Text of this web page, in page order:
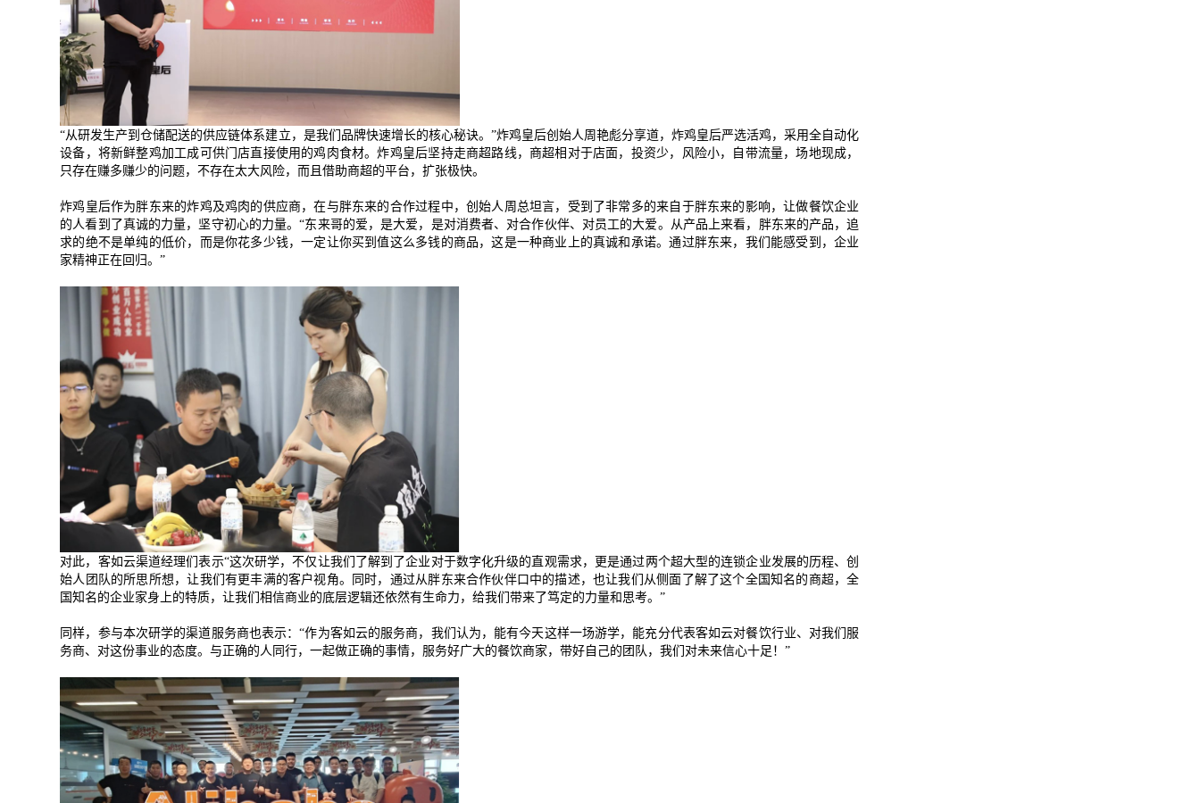
“从研发生产到仓储配送的供应链体系建立，是我们品牌快速增长的核心秘诀。 ”炸鸡皇后创始人周艳彪分享道，炸鸡皇后严选活鸡，采用全自动化
设备，将新鲜整鸡加工成可供门店直接使用的鸡肉食材。炸鸡皇后坚持走商超路线，商超相对于店面，投资少，风险小，自带流量，场地现成，
只存在赚多赚少的问题，不存在太大风险，而且借助商超的平台，扩张极快。
炸鸡皇后作为胖东来的炸鸡及鸡肉的供应商，在与胖东来的合作过程中，创始人周总坦言，受到了非常多的来自于胖东来的影响，让做餐饮企业
的人看到了真诚的力量，坚守初心的力量。“东来哥的爱，是大爱，是对消费者、对合作伙伴、对员工的大爱。从产品上来看，胖东来的产品，追
求的绝不是单纯的低价，而是你花多少钱，一定让你买到值这么多钱的商品，这是一种商业上的真诚和承诺。通过胖东来，我们能感受到，企业
家精神正在回归。”
对此，客如云渠道经理们表示“这次研学，不仅让我们了解到了企业对于数字化升级的直观需求，更是通过两个超大型的连锁企业发展的历程、创
始人团队的所思所想，让我们有更丰满的客户视角。同时，通过从胖东来合作伙伴口中的描述，也让我们从侧面了解了这个全国知名的商超，全
国知名的企业家身上的特质，让我们相信商业的底层逻辑还依然有生命力，给我们带来了笃定的力量和思考。”
同样，参与本次研学的渠道服务商也表示：“作为客如云的服务商，我们认为，能有今天这样一场游学，能充分代表客如云对餐饮行业、对我们服
务商、对这份事业的态度。与正确的人同行，一起做正确的事情，服务好广大的餐饮商家，带好自己的团队，我们对未来信心十足！”